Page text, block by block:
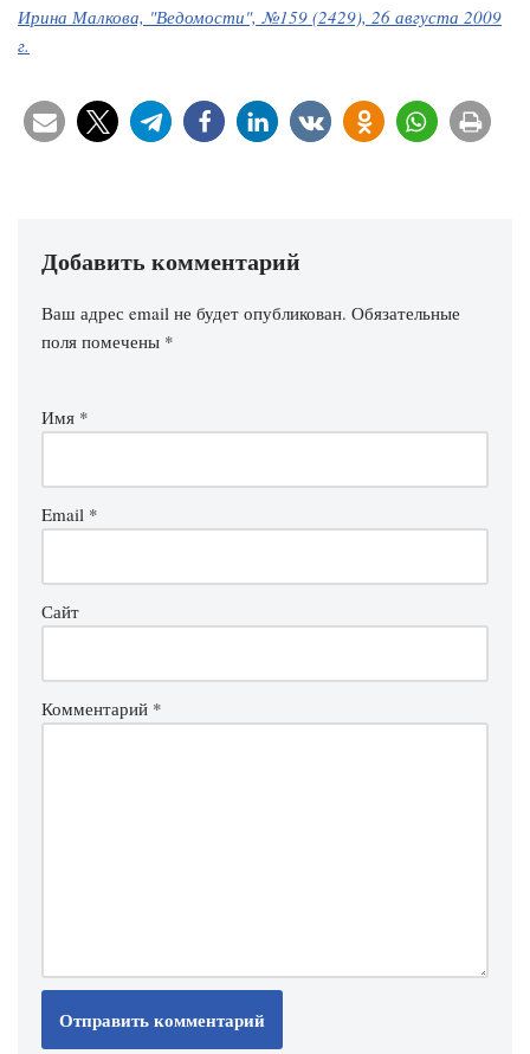
Ирина Малкова, "Ведомости", №159 (2429), 26 августа 2009
г.
Добавить комментарий
Ваш адрес email не будет опубликован. Обязательные
поля помечены *
Имя *
Email *
Сайт
Комментарий *